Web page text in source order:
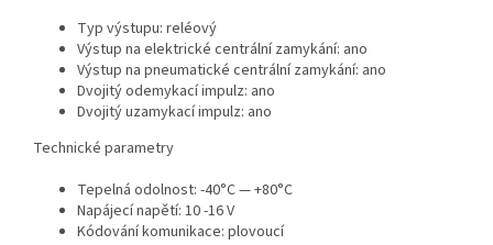
Typ výstupu: reléový
Výstup na elektrické centrální zamykání: ano
Výstup na pneumatické centrální zamykání: ano
Dvojitý odemykací impulz: ano
Dvojitý uzamykací impulz: ano
Technické parametry
Tepelná odolnost: -40°C — +80°C
Napájecí napětí: 10 -16 V
Kódování komunikace: plovoucí